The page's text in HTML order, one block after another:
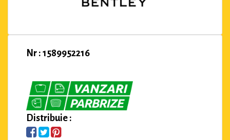
Nr : 1589952216
Distribuie :